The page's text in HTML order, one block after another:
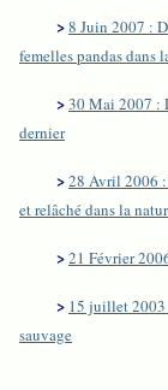
>8 Juin 2007 :
femelles pandas dans
>30 Mai 2007 :
dernier
>28 Avril 2006
et relâché dans la
>21 Février
> 15 juillet 2003
sauvage